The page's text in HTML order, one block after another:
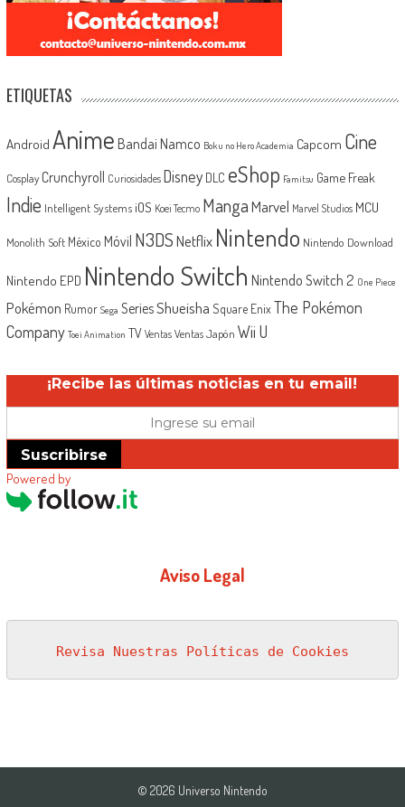
ETIQUETAS
Android Anime Bandai Namco Boku no Hero Academia Capcom Cine
Cosplay Crunchyroll Curiosidades Disney DLC eShop Famitsu Game Freak
Indie Intelligent Systems iOS Koei Tecmo MangaMarvel Marvel Studios MCU
Monolith Soft México Móvil N3DSNetflix Nintendo Nintendo Download
Nintendo EPD Nintendo Switch Nintendo Switch 2 One Piece
Pokémon Rumor Sega SeriesShueisha Square EnixThe Pokémon
Company Toei Animation TV Ventas Ventas Japón Wii U
¡Recibe las últimas noticias en tu email!
Suscribirse
Powered by
Aviso Legal
Revisa Nuestras Políticas de Cookies
© 2026 Universo Nintendo